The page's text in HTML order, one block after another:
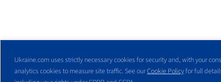
Ukraine.com uses strictly necessary cookies for security and, with your
analytics cookies to measure site traffic. See ourCookie Policyfor full